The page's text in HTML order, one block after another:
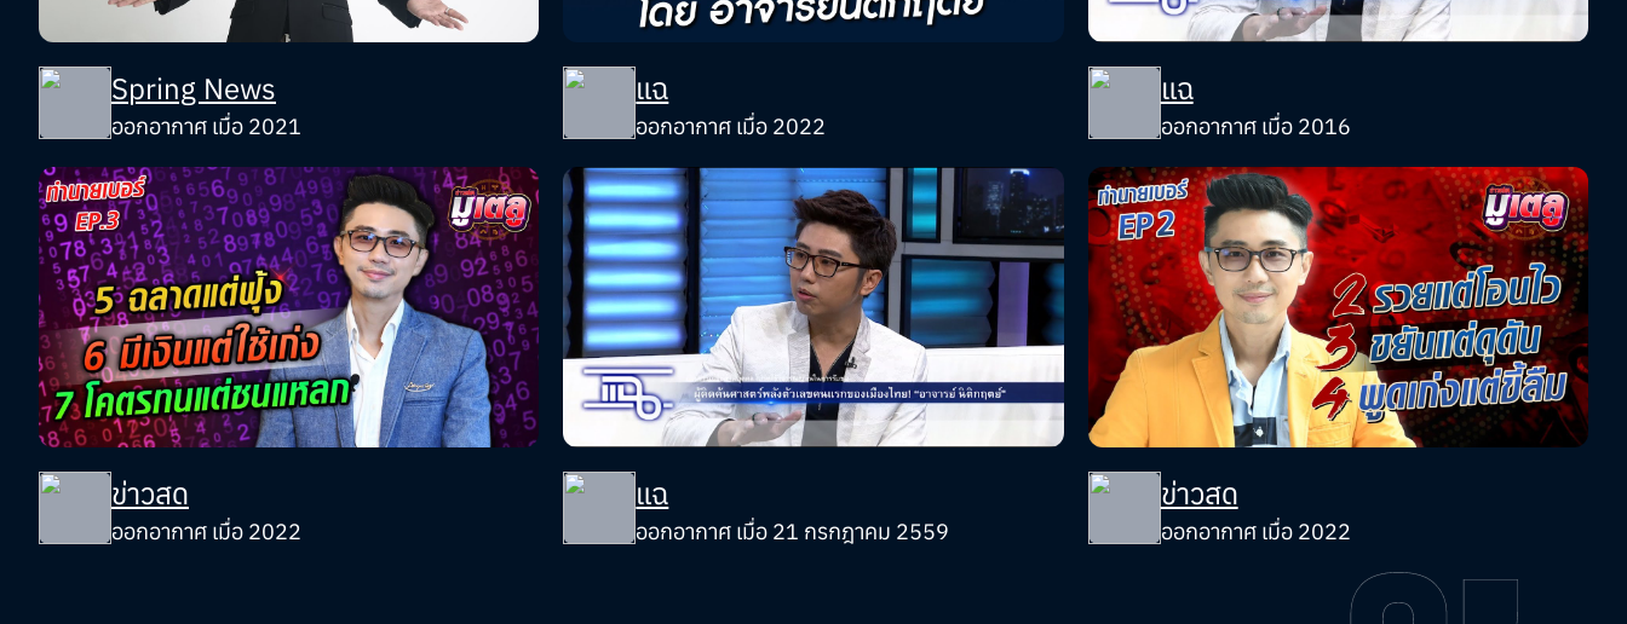
Spring News
ออกอากาศ เมื่อ 2021
แฉ
ออกอากาศ เมื่อ 2022
แฉ
ออกอากาศ เมื่อ 2016
ข่าวสด
ออกอากาศ เมื่อ 2022
แฉ
ออกอากาศ เมื่อ 21 กรกฎาคม 2559
ข่าวสด
ออกอากาศ เมื่อ 2022